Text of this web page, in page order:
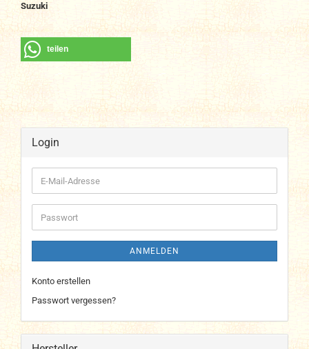
Suzuki
teilen
Login
E-
Mail-
Adresse
Passwort
ANMELDEN
Konto erstellen
Passwort vergessen?